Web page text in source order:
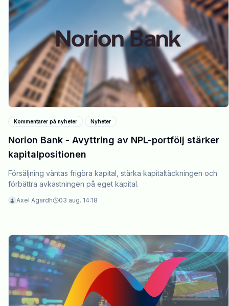
Kommentarer på nyheter Nyheter
Norion Bank - Avyttring av NPL-portfölj stärker
kapitalpositionen
Försäljning väntas frigöra kapital, stärka kapitaltäckningen och
förbättra avkastningen på eget kapital.
Axel Agardh 03 aug. 14:18